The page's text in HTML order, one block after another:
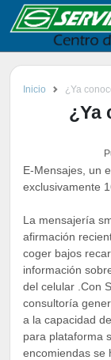
Inicio ¿Ya
¿Ya
E-Mensajes, un
exclusivamente
La mensajería
afirmación
coger bajos
información
del celular .Con
consultoría
a la capacidad
para plataforma
encomiendas se